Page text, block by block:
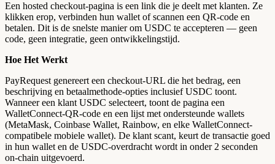
Een hosted checkout-pagina is een link die je deelt met klanten. Ze
klikken erop, verbinden hun wallet of scannen een QR-code en
betalen. Dit is de snelste manier om USDC te accepteren — geen
code, geen integratie, geen ontwikkelingstijd.
Hoe Het Werkt
PayRequest genereert een checkout-URL die het bedrag, een
beschrijving en betaalmethode-opties inclusief USDC toont.
Wanneer een klant USDC selecteert, toont de pagina een
WalletConnect-QR-code en een lijst met ondersteunde wallets
(MetaMask, Coinbase Wallet, Rainbow, en elke WalletConnect-
compatibele mobiele wallet). De klant scant, keurt de transactie goed
in hun wallet en de USDC-overdracht wordt in onder 2 seconden
on-chain uitgevoerd.